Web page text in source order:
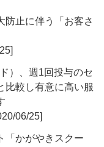
防止に伴う「お客さ
）、週1回投与のセ
比較し有意に高い服
06/25]
「かがやきスクー